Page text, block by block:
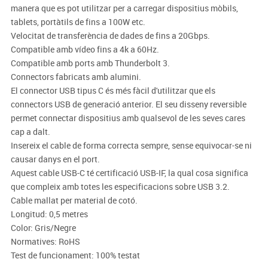
manera que es pot utilitzar per a carregar dispositius mòbils,
tablets, portàtils de fins a 100W etc.
Velocitat de transferència de dades de fins a 20Gbps.
Compatible amb vídeo fins a 4k a 60Hz.
Compatible amb ports amb Thunderbolt 3.
Connectors fabricats amb alumini.
El connector USB tipus C és més fàcil d'utilitzar que els
connectors USB de generació anterior. El seu disseny reversible
permet connectar dispositius amb qualsevol de les seves cares
cap a dalt.
Insereix el cable de forma correcta sempre, sense equivocar-se ni
causar danys en el port.
Aquest cable USB-C té certificació USB-IF, la qual cosa significa
que compleix amb totes les especificacions sobre USB 3.2.
Cable mallat per material de cotó.
Longitud: 0,5 metres
Color: Gris/Negre
Normatives: RoHS
Test de funcionament: 100% testat